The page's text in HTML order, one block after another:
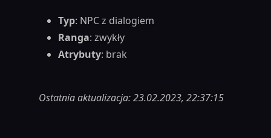
Typ: NPC z dialogiem
Ranga: zwykły
Atrybuty: brak
Ostatnia aktualizacja: 23.02.2023, 22:37:15